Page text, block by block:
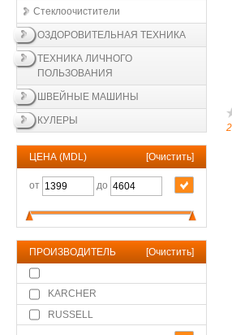
Стеклоочистители
ОЗДОРОВИТЕЛЬНАЯ ТЕХНИКА
ТЕХНИКА ЛИЧНОГО
ПОЛЬЗОВАНИЯ
ШВЕЙНЫЕ МАШИНЫ
КУЛЕРЫ
ЦЕНА (MDL) [Очистить]
от до
ПРОИЗВОДИТЕЛЬ [Очистить]
KARCHER
RUSSELL